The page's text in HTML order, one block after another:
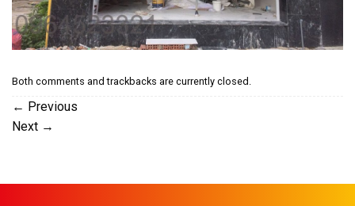
Both comments and trackbacks are currently closed.
← Previous
Next →